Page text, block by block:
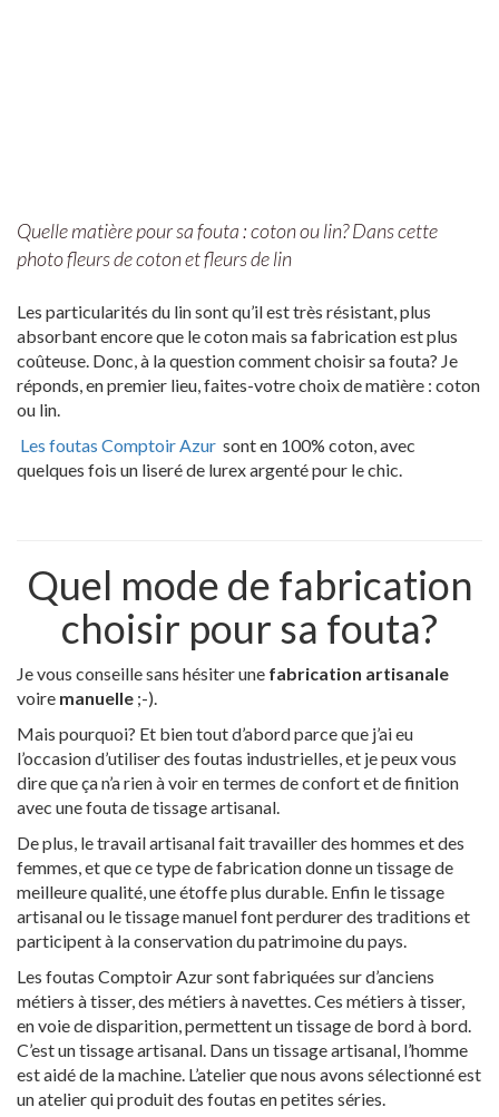
Quelle matière pour sa fouta : coton ou lin? Dans cette
photo fleurs de coton et fleurs de lin
Les particularités du lin sont qu’il est très résistant, plus
absorbant encore que le coton mais sa fabrication est plus
coûteuse. Donc, à la question comment choisir sa fouta? Je
réponds, en premier lieu, faites-votre choix de matière : coton
ou lin.
Les foutas Comptoir Azur sont en 100% coton, avec
quelques fois un liseré de lurex argenté pour le chic.
Quel mode de fabrication
choisir pour sa fouta?
Je vous conseille sans hésiter une fabrication artisanale
voire manuelle ;-).
Mais pourquoi? Et bien tout d’abord parce que j’ai eu
l’occasion d’utiliser des foutas industrielles, et je peux vous
dire que ça n’a rien à voir en termes de confort et de finition
avec une fouta de tissage artisanal.
De plus, le travail artisanal fait travailler des hommes et des
femmes, et que ce type de fabrication donne un tissage de
meilleure qualité, une étoffe plus durable. Enfin le tissage
artisanal ou le tissage manuel font perdurer des traditions et
participent à la conservation du patrimoine du pays.
Les foutas Comptoir Azur sont fabriquées sur d’anciens
métiers à tisser, des métiers à navettes. Ces métiers à tisser,
en voie de disparition, permettent un tissage de bord à bord.
C’est un tissage artisanal. Dans un tissage artisanal, l’homme
est aidé de la machine. L’atelier que nous avons sélectionné est
un atelier qui produit des foutas en petites séries.